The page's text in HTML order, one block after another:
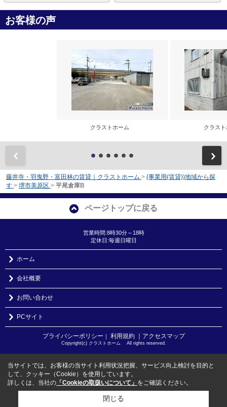
お客様の声
クラストホーム クラス
藤井寺・羽曳野・富田林の賃貸｜クラストホーム > (事業用(賃貸))地域から探
す > 堺市美原区 > 平尾倉庫B
ページトップに戻る
営業時間:8時30分～18時
定休日:毎週日曜日
ホーム
会社概要
お問い合わせ
PCサイト
プライバシーポリシー 利用規約 ｜アクセスマップ
Copyright(c) クラストホーム All rights reserved.
当サイトでは、お客様の当サイト利用状況把握、サービス向上検討を目的と
して、クッキー（Cookie）を使用しています。
詳しくは、当社の 「Cookieの取扱いについて」 をご確認ください。
閉じる